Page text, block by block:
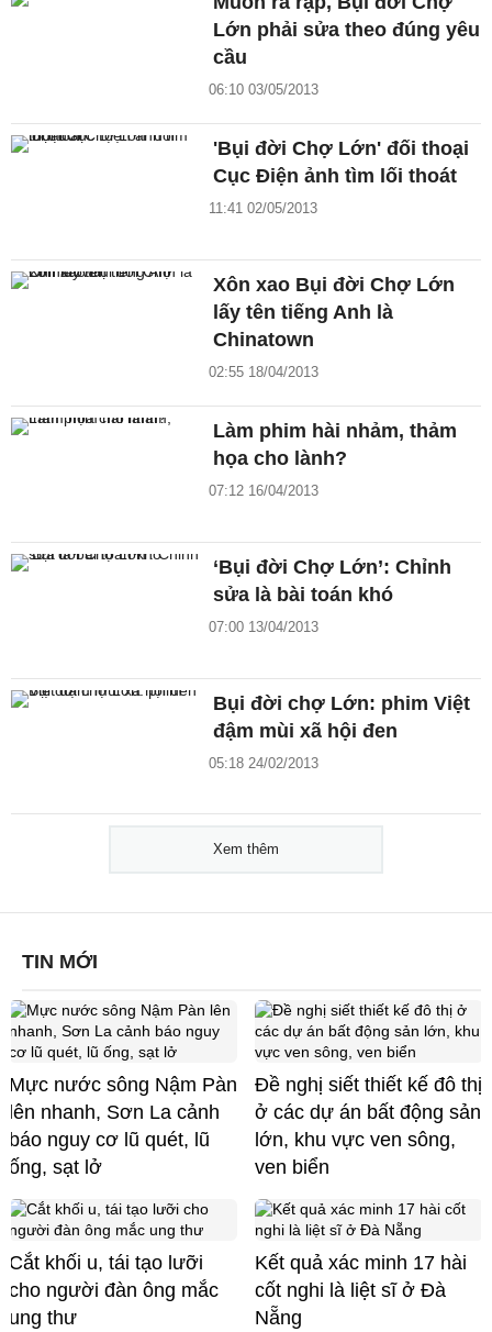
Lớn phải sửa theo đúng yêu
cầu
06:10 03/05/2013
'Bụi đời Chợ Lớn' đối thoại
Cục Điện ảnh tìm lối thoát
11:41 02/05/2013
Xôn xao Bụi đời Chợ Lớn
lấy tên tiếng Anh là
Chinatown
02:55 18/04/2013
Làm phim hài nhảm, thảm
họa cho lành?
07:12 16/04/2013
‘Bụi đời Chợ Lớn’: Chỉnh
sửa là bài toán khó
07:00 13/04/2013
Bụi đời chợ Lớn: phim Việt
đậm mùi xã hội đen
05:18 24/02/2013
Xem thêm
TIN MỚI
Mực nước sông Nậm Pàn
lên nhanh, Sơn La cảnh
báo nguy cơ lũ quét, lũ
ống, sạt lở
Đề nghị siết thiết kế đô thị
ở các dự án bất động sản
lớn, khu vực ven sông,
ven biển
Cắt khối u, tái tạo lưỡi
cho người đàn ông mắc
ung thư
Kết quả xác minh 17 hài
cốt nghi là liệt sĩ ở Đà
Nẵng